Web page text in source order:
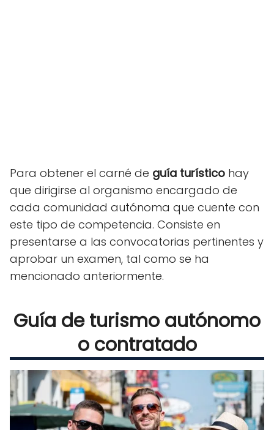
Para obtener el carné de guía turístico hay
que dirigirse al organismo encargado de
cada comunidad autónoma que cuente con
este tipo de competencia. Consiste en
presentarse a las convocatorias pertinentes y
aprobar un examen, tal como se ha
mencionado anteriormente.
Guía de turismo autónomo
o contratado